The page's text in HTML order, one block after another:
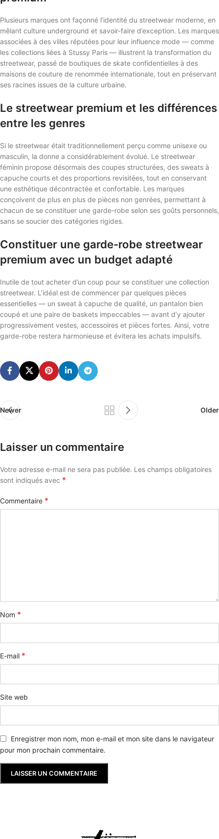
Plusieurs marques ont façonné l’identité du streetwear moderne, en
mêlant culture underground et savoir-faire d’exception. Les marques
associées à des villes réputées pour leur influence mode — comme
les collections liées à Stussy Paris — illustrent la transformation du
streetwear, passé de boutiques de skate confidentielles à des
maisons de couture de renommée internationale, tout en préservant
ses racines issues de la culture urbaine.
Le streetwear premium et les différences
entre les genres
Si le streetwear était traditionnellement perçu comme unisexe ou
masculin, la donne a considérablement évolué. Le streetwear
féminin propose désormais des coupes structurées, des sweats à
capuche courts et des proportions revisitées, tout en conservant
une esthétique décontractée et confortable. Les marques
conçoivent de plus en plus de pièces non genrées, permettant à
chacun de se constituer une garde-robe selon ses goûts personnels,
sans se soucier des catégories rigides.
Constituer une garde-robe streetwear
premium avec un budget adapté
Inutile de tout acheter d’un coup pour se constituer une collection
streetwear. L’idéal est de commencer par quelques pièces
essentielles — un sweat à capuche de qualité, un pantalon bien
coupé et une paire de baskets impeccables — avant d’y ajouter
progressivement vestes, accessoires et pièces fortes. Ainsi, votre
garde-robe restera harmonieuse et évitera les achats impulsifs.
Newer Older
Laisser un commentaire
Votre adresse e-mail ne sera pas publiée. Les champs obligatoires
sont indiqués avec *
Commentaire *
Nom *
E-mail *
Site web
Enregistrer mon nom, mon e-mail et mon site dans le navigateur
pour mon prochain commentaire.